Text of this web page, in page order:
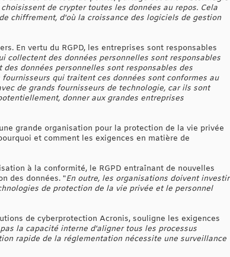
de crypter toutes les données au repos. Cela
chiffrement, d'où la croissance des logiciels de gestion
En vertu du RGPD, les entreprises sont responsables
collectent des données personnelles sont responsables
données personnelles sont responsables des
qui traitent ces données sont conformes au
de grands fournisseurs de technologie, car ils sont
donner aux grandes entreprises
grande organisation pour la protection de la vie privée
et comment les exigences en matière de
à la conformité, le RGPD entraînant de nouvelles
des données. "En outre, les organisations doivent investir
de protection de la vie privée et le personnel
de cyberprotection Acronis, souligne les exigences
la capacité interne d'aligner tous les processus
rapide de la réglementation nécessite une surveillance